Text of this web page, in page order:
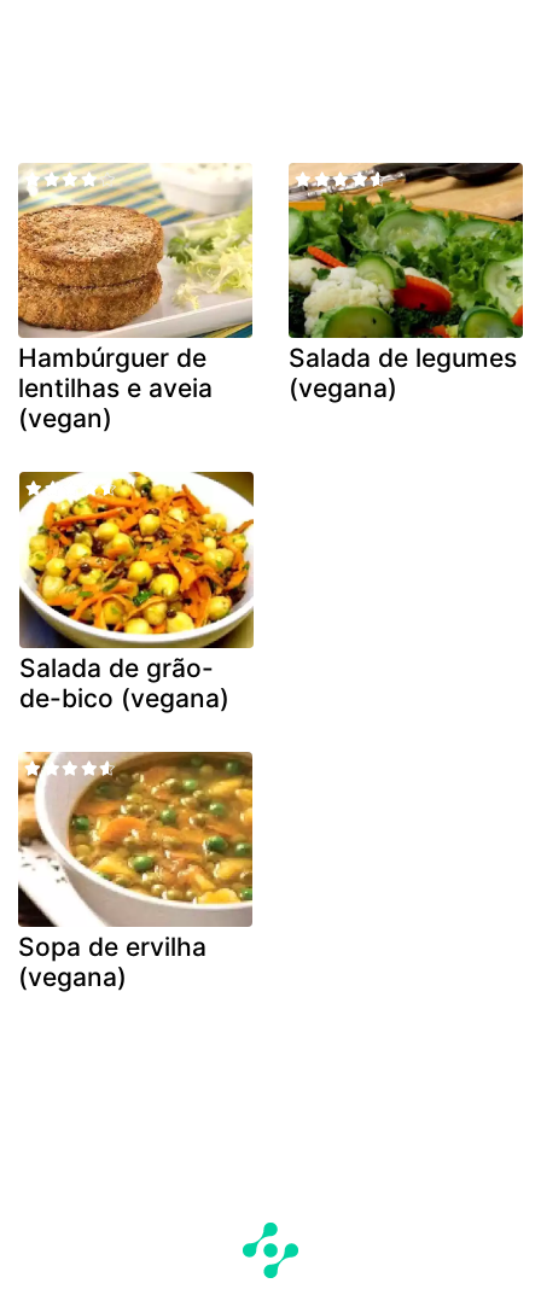
Hambúrguer de
lentilhas e aveia
(vegan)
Salada de legumes
(vegana)
Salada de grão-
de-bico (vegana)
Sopa de ervilha
(vegana)